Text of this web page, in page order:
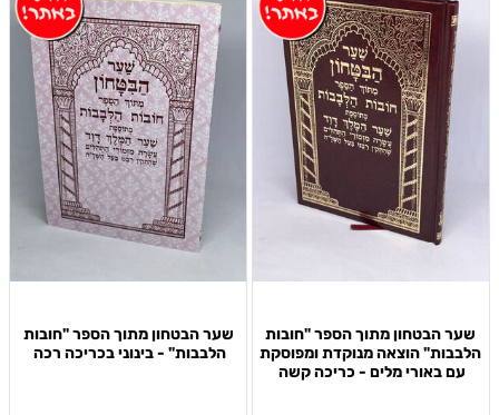
שער הבטחון מתוך הספר "חובות
הלבבות" הוצאה מנוקדת ומפוסקת
עם באורי מלים - כריכה קשה ‏
שער הבטחון מתוך הספר "חובות
הלבבות" - בינוני בכריכה רכה ‏